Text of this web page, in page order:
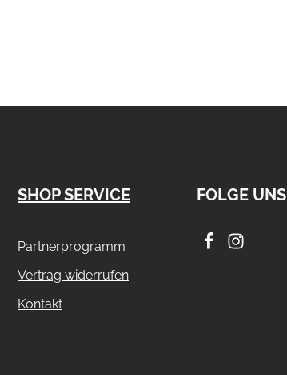
SHOP SERVICE
Partnerprogramm
Vertrag widerrufen
Kontakt
FOLGE UNS